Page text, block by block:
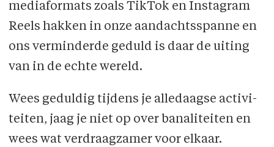
media­formats zoals TikTok en Instagram
Reels hakken in onze aandachtsspanne en
ons ver­minderde geduld is daar de uiting
van in de echte wereld.
Wees geduldig tijdens je alledaagse activi­
teiten, jaag je niet op over banaliteiten en
wees wat verdraagzamer voor elkaar.